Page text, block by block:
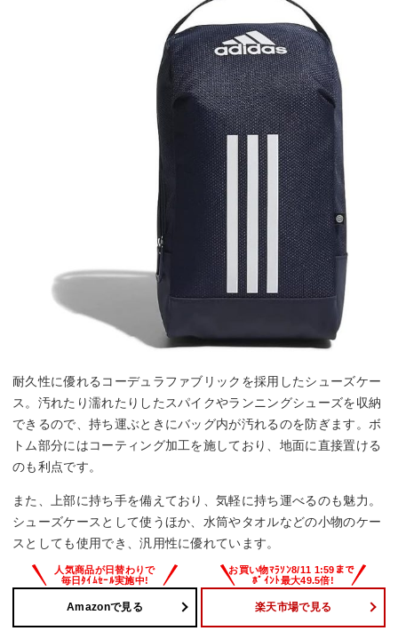
耐久性に優れるコーデュラファブリックを採用したシューズケー
ス。汚れたり濡れたりしたスパイクやランニングシューズを収納
できるので、持ち運ぶときにバッグ内が汚れるのを防ぎます。ボ
トム部分にはコーティング加工を施しており、地面に直接置ける
のも利点です。
また、上部に持ち手を備えており、気軽に持ち運べるのも魅力。
シューズケースとして使うほか、水筒やタオルなどの小物のケー
スとしても使用でき、汎用性に優れています。
Amazonで見る 楽天市場で見る